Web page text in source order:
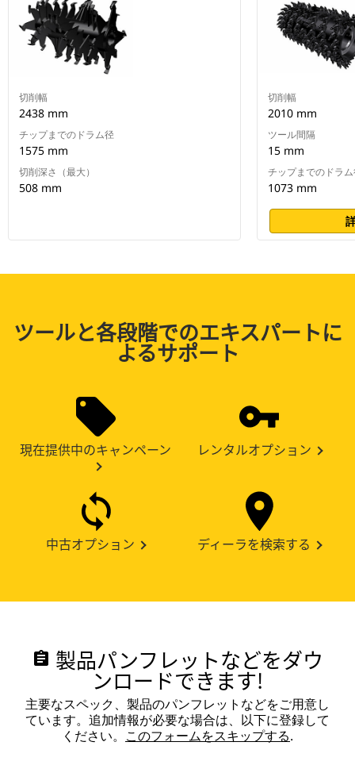
切削幅
2438 mm
チップまでのドラム径
1575 mm
切削深さ（最大）
508 mm
切削幅
2010 mm
ツール間隔
15 mm
チップまでのドラ
1073 mm
ツールと各段階でのエキスパートに
よるサポート
現在提供中のキャンペーン レンタルオプション
中古オプション ディーラを検索する
assignment 製品パンフレットなどをダウ
ンロードできます!
主要なスペック、製品のパンフレットなどをご用意し
ています。追加情報が必要な場合は、以下に登録して
ください。 このフォームをスキップする.